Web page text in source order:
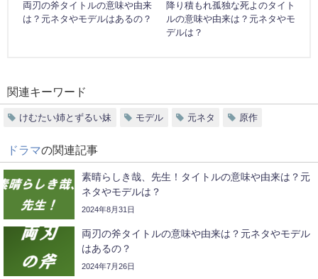
両刃の斧タイトルの意味や由来
は？元ネタやモデルはあるの？
降り積もれ孤独な死よのタイト
ルの意味や由来は？元ネタやモ
デルは？
関連キーワード
けむたい姉とずるい妹 モデル 元ネタ 原作
ドラマの関連記事
素晴らしき哉、先生！タイトルの意味や由来は？元
ネタやモデルは？
2024年8月31日
両刃の斧タイトルの意味や由来は？元ネタやモデル
はあるの？
2024年7月26日